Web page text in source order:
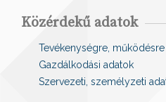
Közérdekű adatok
Tevékenységre,
Gazdálkodási adatok
Szervezeti, személyzeti